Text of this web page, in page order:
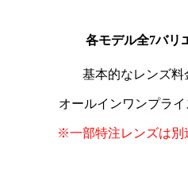
各モデル全7バリ
基本的なレンズ料
オールインワンプライ
※一部特注レンズは別